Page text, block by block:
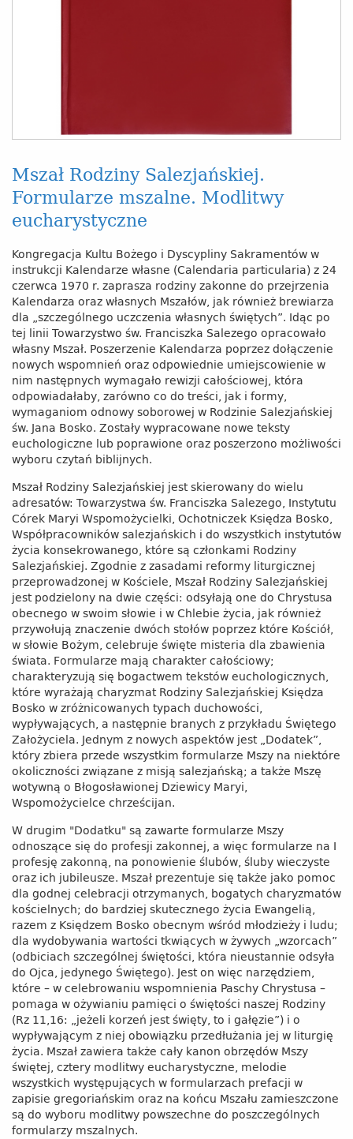
Mszał Rodziny Salezjańskiej.
Formularze mszalne. Modlitwy
eucharystyczne
Kongregacja Kultu Bożego i Dyscypliny Sakramentów w
instrukcji Kalendarze własne (Calendaria particularia) z 24
czerwca 1970 r. zaprasza rodziny zakonne do przejrzenia
Kalendarza oraz własnych Mszałów, jak również brewiarza
dla „szczególnego uczczenia własnych świętych”. Idąc po
tej linii Towarzystwo św. Franciszka Salezego opracowało
własny Mszał. Poszerzenie Kalendarza poprzez dołączenie
nowych wspomnień oraz odpowiednie umiejscowienie w
nim następnych wymagało rewizji całościowej, która
odpowiadałaby, zarówno co do treści, jak i formy,
wymaganiom odnowy soborowej w Rodzinie Salezjańskiej
św. Jana Bosko. Zostały wypracowane nowe teksty
euchologiczne lub poprawione oraz poszerzono możliwości
wyboru czytań biblijnych.
Mszał Rodziny Salezjańskiej jest skierowany do wielu
adresatów: Towarzystwa św. Franciszka Salezego, Instytutu
Córek Maryi Wspomożycielki, Ochotniczek Księdza Bosko,
Współpracowników salezjańskich i do wszystkich instytutów
życia konsekrowanego, które są członkami Rodziny
Salezjańskiej. Zgodnie z zasadami reformy liturgicznej
przeprowadzonej w Kościele, Mszał Rodziny Salezjańskiej
jest podzielony na dwie części: odsyłają one do Chrystusa
obecnego w swoim słowie i w Chlebie życia, jak również
przywołują znaczenie dwóch stołów poprzez które Kościół,
w słowie Bożym, celebruje święte misteria dla zbawienia
świata. Formularze mają charakter całościowy;
charakteryzują się bogactwem tekstów euchologicznych,
które wyrażają charyzmat Rodziny Salezjańskiej Księdza
Bosko w zróżnicowanych typach duchowości,
wypływających, a następnie branych z przykładu Świętego
Założyciela. Jednym z nowych aspektów jest „Dodatek”,
który zbiera przede wszystkim formularze Mszy na niektóre
okoliczności związane z misją salezjańską; a także Mszę
wotywną o Błogosławionej Dziewicy Maryi,
Wspomożycielce chrześcijan.
W drugim "Dodatku" są zawarte formularze Mszy
odnoszące się do profesji zakonnej, a więc formularze na I
profesję zakonną, na ponowienie ślubów, śluby wieczyste
oraz ich jubileusze. Mszał prezentuje się także jako pomoc
dla godnej celebracji otrzymanych, bogatych charyzmatów
kościelnych; do bardziej skutecznego życia Ewangelią,
razem z Księdzem Bosko obecnym wśród młodzieży i ludu;
dla wydobywania wartości tkwiących w żywych „wzorcach”
(odbiciach szczególnej świętości, która nieustannie odsyła
do Ojca, jedynego Świętego). Jest on więc narzędziem,
które – w celebrowaniu wspomnienia Paschy Chrystusa –
pomaga w ożywianiu pamięci o świętości naszej Rodziny
(Rz 11,16: „jeżeli korzeń jest święty, to i gałęzie”) i o
wypływającym z niej obowiązku przedłużania jej w liturgię
życia. Mszał zawiera także cały kanon obrzędów Mszy
świętej, cztery modlitwy eucharystyczne, melodie
wszystkich występujących w formularzach prefacji w
zapisie gregoriańskim oraz na końcu Mszału zamieszczone
są do wyboru modlitwy powszechne do poszczególnych
formularzy mszalnych.